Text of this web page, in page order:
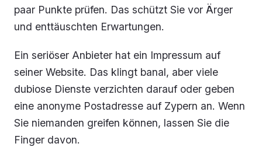
paar Punkte prüfen. Das schützt Sie vor Ärger
und enttäuschten Erwartungen.
Ein seriöser Anbieter hat ein Impressum auf
seiner Website. Das klingt banal, aber viele
dubiose Dienste verzichten darauf oder geben
eine anonyme Postadresse auf Zypern an. Wenn
Sie niemanden greifen können, lassen Sie die
Finger davon.